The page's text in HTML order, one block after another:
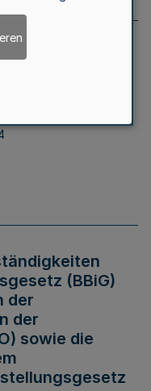
des Landes
-
(BBiG)
der
der
sowie die